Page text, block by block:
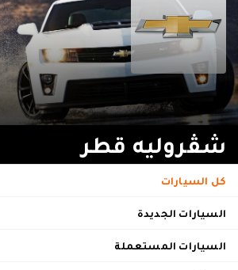
شڤروليه قطر
كل السيارات
السيارات الجديدة
السيارات المستعملة